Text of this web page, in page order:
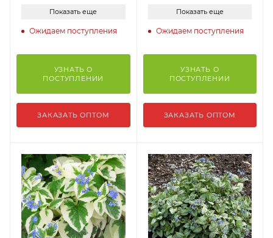
Показать еще
Ожидаем поступления
УЗНАТЬ О
ПОСТУПЛЕНИИ
ЗАКАЗАТЬ ОПТОМ
Показать еще
Ожидаем поступления
УЗНАТЬ О
ПОСТУПЛЕНИИ
ЗАКАЗАТЬ ОПТОМ